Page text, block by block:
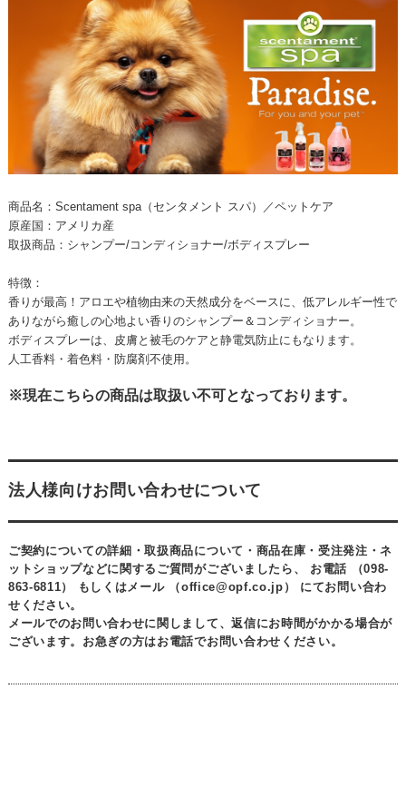
商品名：Scentament spa（センタメント スパ）／ペットケア
原産国：アメリカ産
取扱商品：シャンプー/コンディショナー/ボディスプレー
特徴：
香りが最高！アロエや植物由来の天然成分をベースに、低アレルギー性で
ありながら癒しの心地よい香りのシャンプー＆コンディショナー。
ボディスプレーは、皮膚と被毛のケアと静電気防止にもなります。
人工香料・着色料・防腐剤不使用。
※現在こちらの商品は取扱い不可となっております。
法人様向けお問い合わせについて
ご契約についての詳細・取扱商品について・商品在庫・受注発注・ネ
ットショップなどに関するご質問がございましたら、 お電話 （098-
863-6811）
もしくはメール （office@opf.co.jp） にてお問い合わ
せください。
メールでのお問い合わせに関しまして、返信にお時間がかかる場合が
ございます。お急ぎの方はお電話でお問い合わせください。